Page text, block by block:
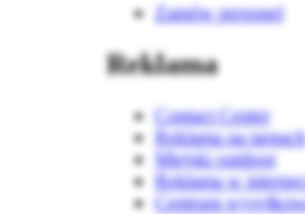
Zamów personel
Reklama
Contact Center
Reklama na targach
Miejski outdoor
Reklama w
Centrum